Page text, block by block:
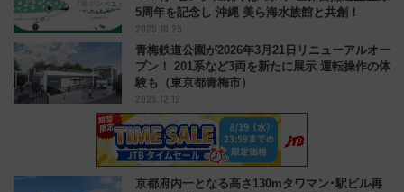
5周年を記念し 沖縄 美ら海水族館と共創！
2025.10.25
青梅鉄道公園が2026年3月21日リニューアルオー
プン！ 201系など3両を新たに展示 運転操作の体
験も（東京都青梅市）
2025.12.12
京都府内一となる高さ130mタワマン･駅ビル再